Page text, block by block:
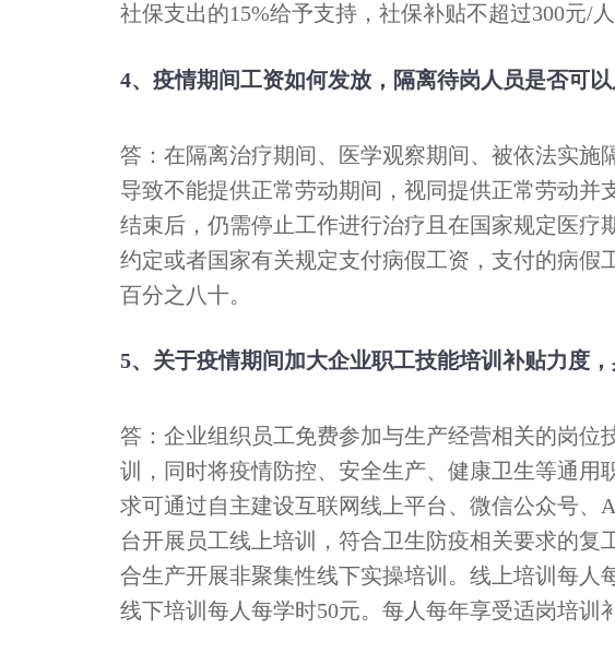
社保支出的15%给予支持，社保补贴不超过300元/人
4、疫情期间工资如何发放，隔离待岗人员是否可
答：在隔离治疗期间、医学观察期间、被依法实施
导致不能提供正常劳动期间，视同提供正常劳动并
结束后，仍需停止工作进行治疗且在国家规定医疗
约定或者国家有关规定支付病假工资，支付的病假
百分之八十。
5、关于疫情期间加大企业职工技能培训补贴力度
答：企业组织员工免费参加与生产经营相关的岗位
训，同时将疫情防控、安全生产、健康卫生等通用
求可通过自主建设互联网线上平台、微信公众号、
台开展员工线上培训，符合卫生防疫相关要求的复
合生产开展非聚集性线下实操培训。线上培训每人
线下培训每人每学时50元。每人每年享受适岗培训